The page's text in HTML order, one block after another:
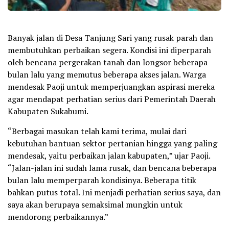
Banyak jalan di Desa Tanjung Sari yang rusak parah dan
membutuhkan perbaikan segera. Kondisi ini diperparah
oleh bencana pergerakan tanah dan longsor beberapa
bulan lalu yang memutus beberapa akses jalan. Warga
mendesak Paoji untuk memperjuangkan aspirasi mereka
agar mendapat perhatian serius dari Pemerintah Daerah
Kabupaten Sukabumi.
“Berbagai masukan telah kami terima, mulai dari
kebutuhan bantuan sektor pertanian hingga yang paling
mendesak, yaitu perbaikan jalan kabupaten,” ujar Paoji.
“Jalan-jalan ini sudah lama rusak, dan bencana beberapa
bulan lalu memperparah kondisinya. Beberapa titik
bahkan putus total. Ini menjadi perhatian serius saya, dan
saya akan berupaya semaksimal mungkin untuk
mendorong perbaikannya.”